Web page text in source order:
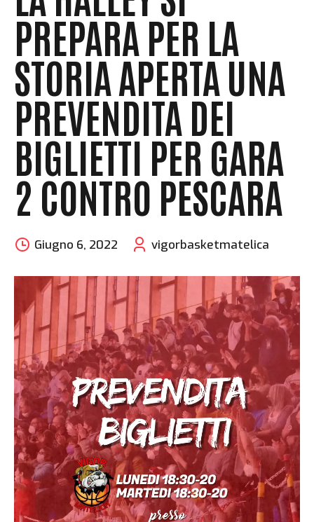
PREPARA PER LA
STORIA APERTA UNA
PREVENDITA DEI
BIGLIETTI PER GARA
2 CONTRO PESCARA
Giugno 6, 2022 vigorbasketmatelica